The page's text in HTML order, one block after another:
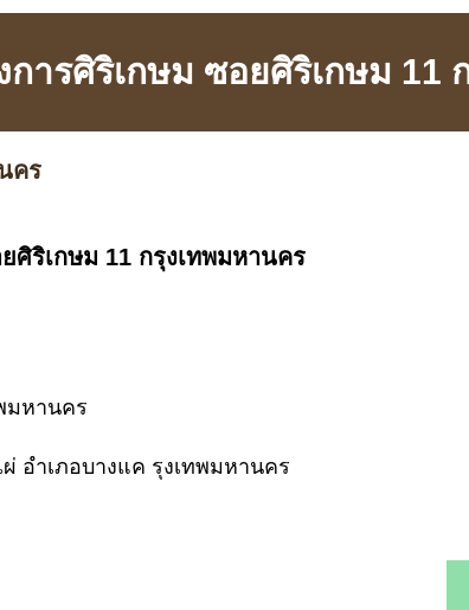
ารศิริเกษม ซอยศิริเกษม 11
คร
ศิริเกษม 11 กรุงเทพมหานคร
มหานคร
อำเภอบางแค รุงเทพมหานคร